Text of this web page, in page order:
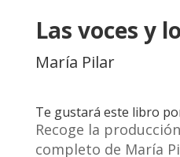
Las voces y
María Pilar
Te gustará este libro
Recoge la
completo de María